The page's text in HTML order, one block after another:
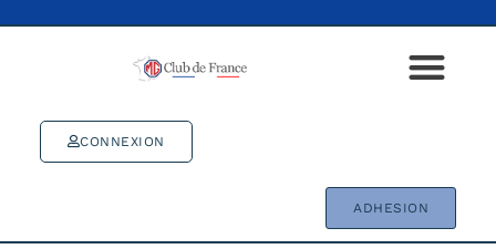
CONNEXION
ADHESION